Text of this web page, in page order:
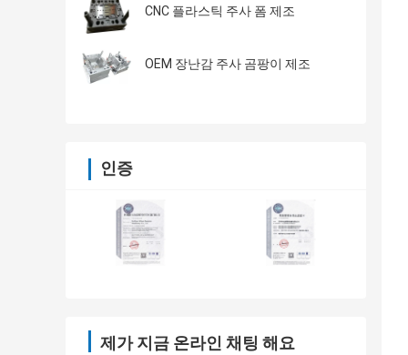
CNC 플라스틱 주사 폼 제조
OEM 장난감 주사 곰팡이 제조
인증
제가 지금 온라인 채팅 해요